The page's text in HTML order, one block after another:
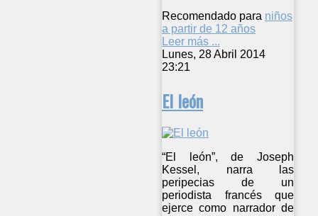
Recomendado para niños
a partir de 12 años
Leer más ...
Lunes, 28 Abril 2014
23:21
El león
“El león”, de Joseph
Kessel, narra las
peripecias de un
periodista francés que
ejerce como narrador de